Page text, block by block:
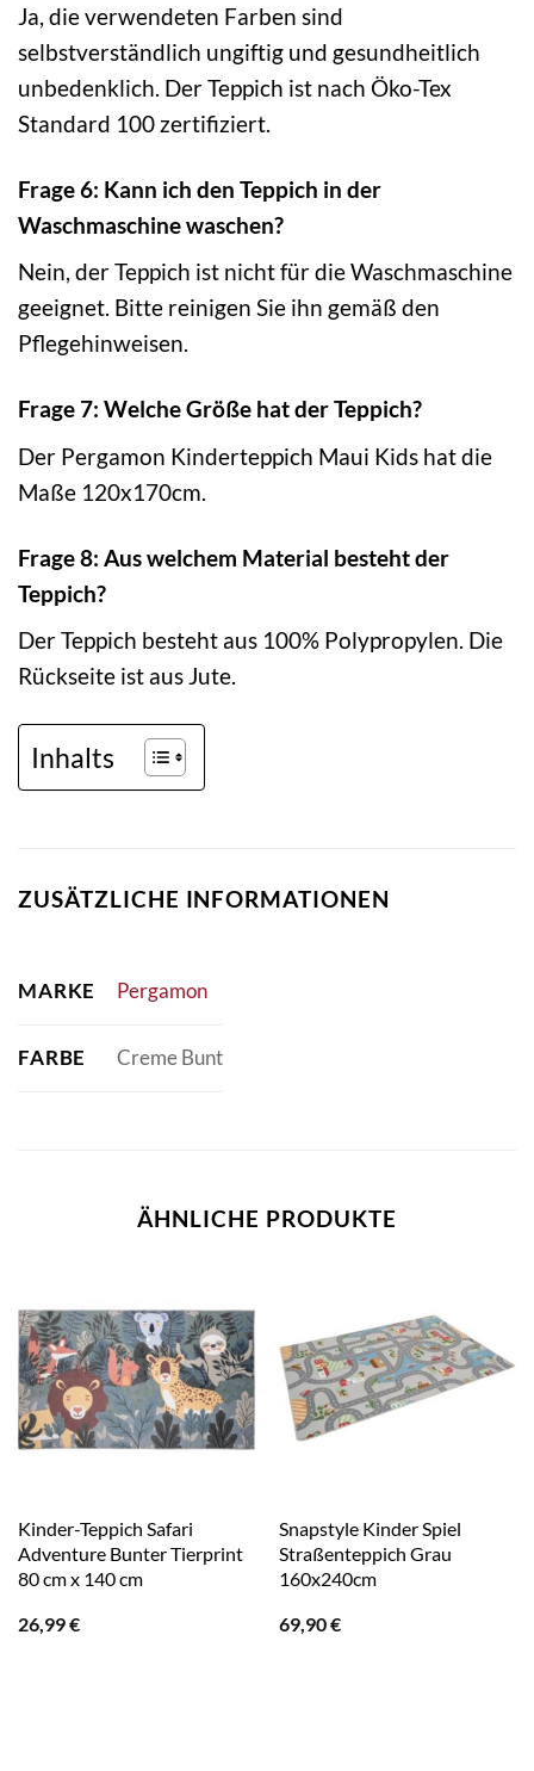
Ja, die verwendeten Farben sind
selbstverständlich ungiftig und gesundheitlich
unbedenklich. Der Teppich ist nach Öko-Tex
Standard 100 zertifiziert.
Frage 6: Kann ich den Teppich in der
Waschmaschine waschen?
Nein, der Teppich ist nicht für die Waschmaschine
geeignet. Bitte reinigen Sie ihn gemäß den
Pflegehinweisen.
Frage 7: Welche Größe hat der Teppich?
Der Pergamon Kinderteppich Maui Kids hat die
Maße 120x170cm.
Frage 8: Aus welchem Material besteht der
Teppich?
Der Teppich besteht aus 100% Polypropylen. Die
Rückseite ist aus Jute.
Inhalts
ZUSÄTZLICHE INFORMATIONEN
MARKE Pergamon
FARBE Creme Bunt
ÄHNLICHE PRODUKTE
Kinder-Teppich Safari
Adventure Bunter Tierprint
80 cm x 140 cm
26,99€
Snapstyle Kinder Spiel
Straßenteppich Grau
160x240cm
69,90€